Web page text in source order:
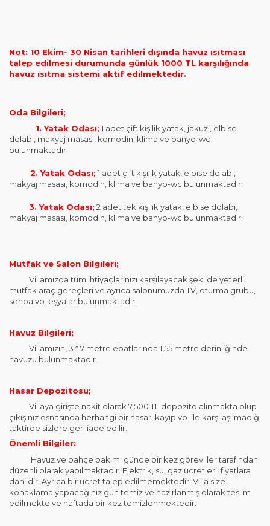
Not: 10 Ekim- 30 Nisan tarihleri dışında havuz ısıtması
talep edilmesi durumunda günlük 1000 TL karşılığında
havuz ısıtma sistemi aktif edilmektedir.
Oda Bilgileri;
1. Yatak Odası; 1 adet çift kişilik yatak, jakuzi, elbise
dolabı, makyaj masası, komodin, klima ve banyo-wc
bulunmaktadır.
2. Yatak Odası; 1 adet çift kişilik yatak, elbise dolabı,
makyaj masası, komodin, klima ve banyo-wc bulunmaktadır.
3. Yatak Odası; 2 adet tek kişilik yatak, elbise dolabı,
makyaj masası, komodin, klima ve banyo-wc bulunmaktadır.
Mutfak ve Salon Bilgileri;
Villamızda tüm ihtiyaçlarınızı karşılayacak şekilde yeterli
mutfak araç gereçleri ve ayrıca salonumuzda TV, oturma grubu,
sehpa vb. eşyalar bulunmaktadır.
Havuz Bilgileri;
Villamızın, 3 * 7 metre ebatlarında 1,55 metre derinliğinde
havuzu bulunmaktadır.
Hasar Depozitosu;
Villaya girişte nakit olarak 7,500 TL depozito alınmakta olup
çıkışınız esnasında herhangi bir hasar, kayıp vb. ile karşılaşılmadığı
taktirde sizlere geri iade edilir.
Önemli Bilgiler:
Havuz ve bahçe bakımı günde bir kez görevliler tarafından
düzenli olarak yapılmaktadır. Elektrik, su, gaz ücretleri fiyatlara
dahildir. Ayrıca bir ücret talep edilmemektedir. Villa size
konaklama yapacağınız gün temiz ve hazırlanmış olarak teslim
edilmekte ve haftada bir kez temizlenmektedir.